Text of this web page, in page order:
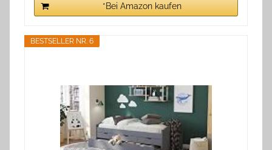
*Bei Amazon kaufen
BESTSELLER NR. 6